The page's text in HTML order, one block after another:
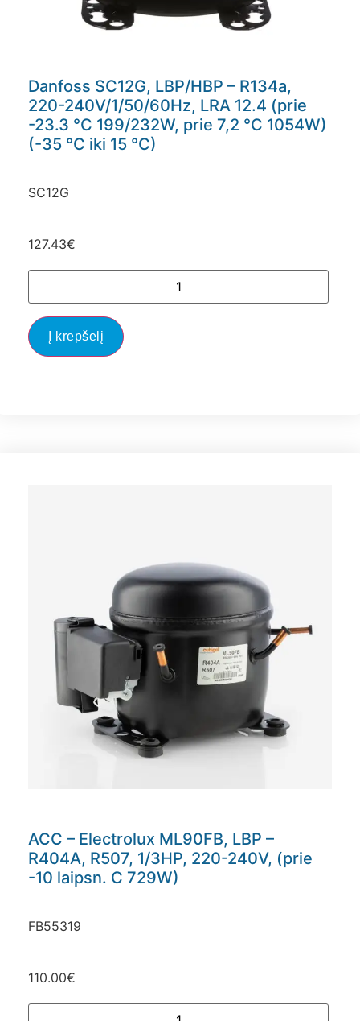
Danfoss SC12G, LBP/HBP – R134a,
220-240V/1/50/60Hz, LRA 12.4 (prie
-23.3 °C 199/232W, prie 7,2 °C 1054W)
(-35 °C iki 15 °C)
SC12G
127.43€
Į krepšelį
ACC – Electrolux ML90FB, LBP –
R404A, R507, 1/3HP, 220-240V, (prie
-10 laipsn. C 729W)
FB55319
110.00€